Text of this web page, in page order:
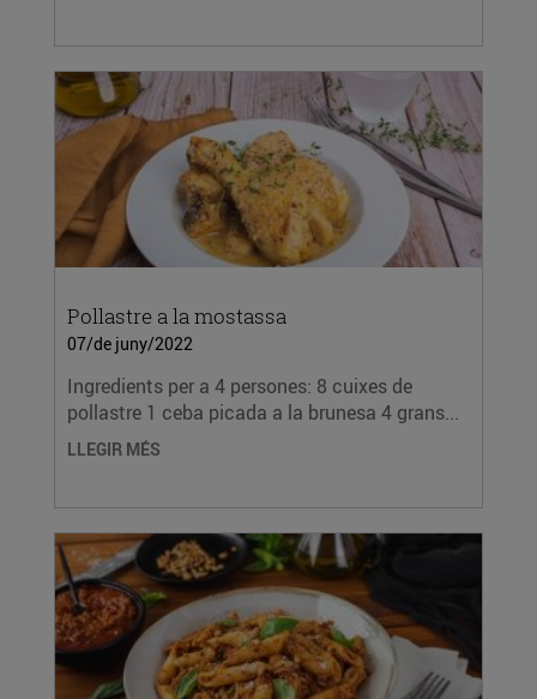
Pollastre a la mostassa
07/de juny/2022
Ingredients per a 4 persones: 8 cuixes de
pollastre 1 ceba picada a la brunesa 4 grans...
LLEGIR MÉS